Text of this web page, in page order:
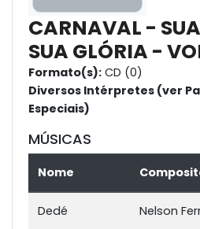
CARNAVAL -
SUA GLÓRIA -
Formato(s): CD (0)
Diversos Intérpretes (ver
Especiais)
MÚSICAS
Nome
Dedé Nelson